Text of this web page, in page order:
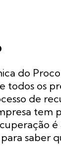
do
todos os
de
tem
saber